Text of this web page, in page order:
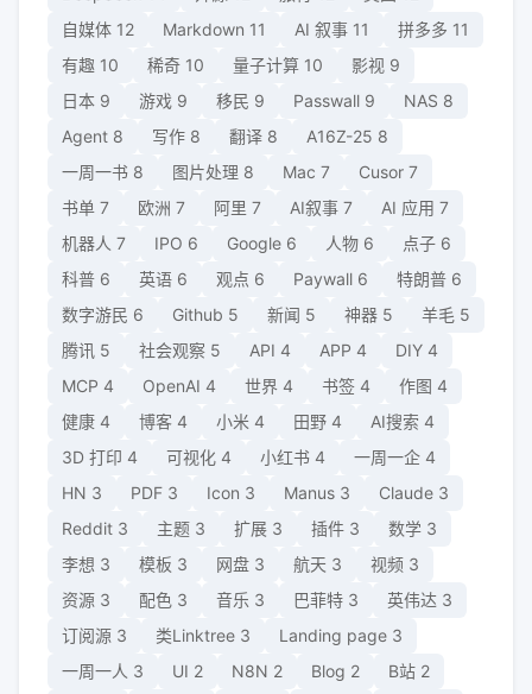
自媒体 12 Markdown 11 AI 叙事 11 拼多多 11
有趣 10 稀奇 10 量子计算 10 影视 9
日本 9 游戏 9 移民 9 Passwall 9 NAS 8
Agent 8 写作 8 翻译 8 A16Z-25 8
一周一书 8 图片处理 8 Mac 7 Cusor 7
书单 7 欧洲 7 阿里 7 AI叙事 7 AI 应用 7
机器人 7 IPO 6 Google 6 人物 6 点子 6
科普 6 英语 6 观点 6 Paywall 6 特朗普 6
数字游民 6 Github 5 新闻 5 神器 5 羊毛 5
腾讯 5 社会观察 5 API 4 APP 4 DIY 4
MCP 4 OpenAI 4 世界 4 书签 4 作图 4
健康 4 博客 4 小米 4 田野 4 AI搜索 4
3D 打印 4 可视化 4 小红书 4 一周一企 4
HN 3 PDF 3 Icon 3 Manus 3 Claude 3
Reddit 3 主题 3 扩展 3 插件 3 数学 3
李想 3 模板 3 网盘 3 航天 3 视频 3
资源 3 配色 3 音乐 3 巴菲特 3 英伟达 3
订阅源 3 类Linktree 3 Landing page 3
一周一人 3 UI 2 N8N 2 Blog 2 B站 2